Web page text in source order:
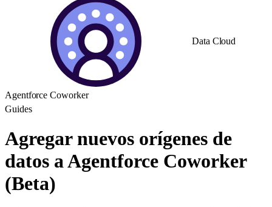
Data Cloud
Agentforce Coworker
Guides
Agregar nuevos orígenes de
datos a Agentforce Coworker
(Beta)